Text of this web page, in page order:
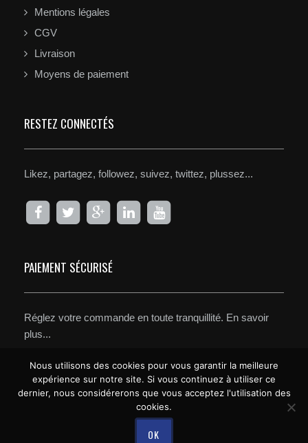
Mentions légales
CGV
Livraison
Moyens de paiement
RESTEZ CONNECTÉS
Likez, partagez, followez, suivez, twittez, plussez...
PAIEMENT SÉCURISÉ
Réglez votre commande en toute tranquillité. En savoir
plus...
Nous utilisons des cookies pour vous garantir la meilleure
expérience sur notre site. Si vous continuez à utiliser ce
dernier, nous considérerons que vous acceptez l'utilisation des
cookies.
OK